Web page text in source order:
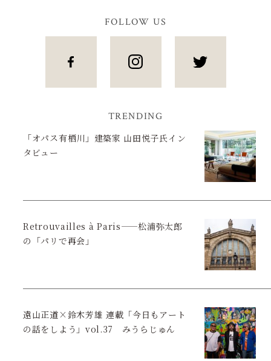
FOLLOW US
TRENDING
「オパス有栖川」建築家 山田悦子氏イン
タビュー
Retrouvailles à Paris——松浦弥太郎
の「パリで再会」
遠山正道×鈴木芳雄 連載「今日もアート
の話をしよう」vol.37 みうらじゅん